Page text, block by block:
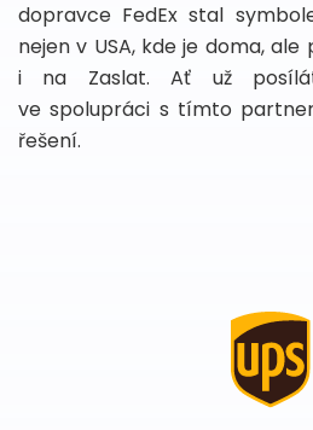
dopravce FedEx stal
nejen v USA, kde je doma,
i na Zaslat. Ať už
ve spolupráci s tímto
řešení.